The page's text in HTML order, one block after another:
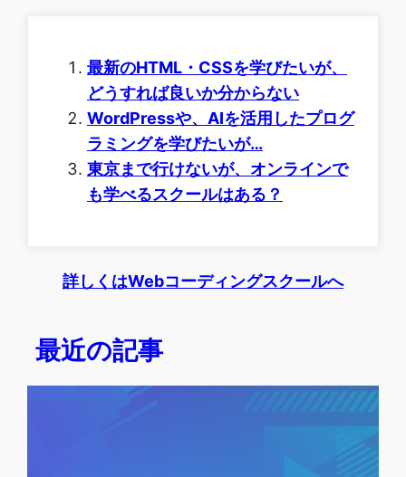
最新のHTML・CSSを学びたいが、
どうすれば良いか分からない
WordPressや、AIを活用したプログ
ラミングを学びたいが…
東京まで行けないが、オンラインで
も学べるスクールはある？
詳しくはWebコーディングスクールへ
最近の記事